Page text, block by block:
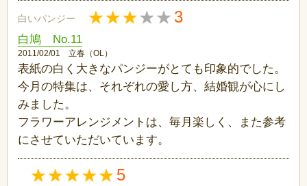
白いパンジー 3
白鳩 No.11
2011/02/01 立春（OL）
表紙の白く大きなパンジーがとても印象的でした。
今月の特集は、それぞれの愛し方、結婚観が心にし
みました。
フラワーアレンジメントは、毎月楽しく、また参考
にさせていただいています。
5